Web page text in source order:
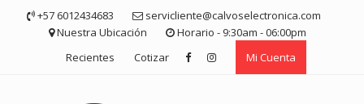
contenido
+57 6012434683
servicliente@calvoselectronica.com
Nuestra Ubicación
Horario - 9:30am - 06:00pm
Recientes
Cotizar Mi Cuenta